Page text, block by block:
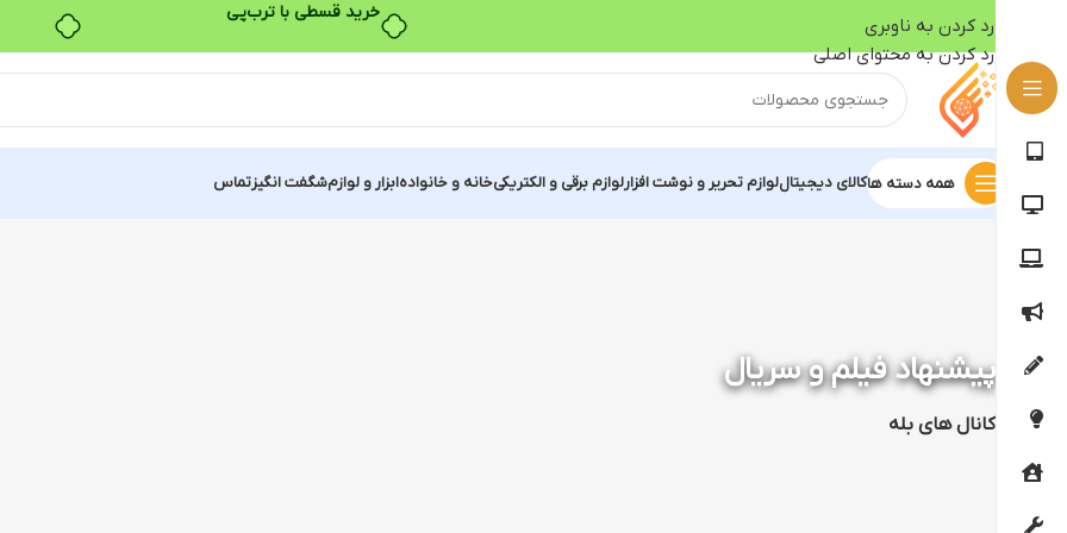
۴ قسط، بدون کارمزد
رد کردن به ناوبری
رد کردن به محتوای اصلی
همه دسته هاکالای دیجیتاللوازم تحریر و نوشت افزارلوازم برقی و الکتریکیخانه و خانوادهابزار و لوازمشگفت انگیزتماس
پیشنهاد فیلم و سریال
کانال های بله